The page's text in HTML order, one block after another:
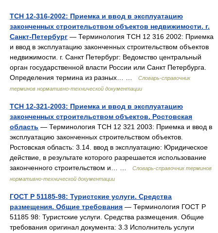
ТСН 12-316-2002: Приемка и ввод в эксплуатацию
законченных строительством объектов недвижимости. г.
Санкт-Петербург — Терминология ТСН 12 316 2002: Приемка
и ввод в эксплуатацию законченных строительством объектов
недвижимости. г. Санкт Петербург: Ведомство центральный
орган государственной власти России или Санкт Петербурга.
Определения термина из разных… …
Словарь-справочник
терминов нормативно-технической документации
ТСН 12-321-2003: Приемка и ввод в эксплуатацию
законченных строительством объектов. Ростовская
область — Терминология ТСН 12 321 2003: Приемка и ввод в
эксплуатацию законченных строительством объектов.
Ростовская область: 3.14. ввод в эксплуатацию: Юридическое
действие, в результате которого разрешается использование
законченного строительством и… …
Словарь-справочник терминов
нормативно-технической документации
ГОСТ Р 51185-98: Туристские услуги. Средства
размещения. Общие требования — Терминология ГОСТ Р
51185 98: Туристские услуги. Средства размещения. Общие
требования оригинал документа: 3.3 Исполнитель услуги